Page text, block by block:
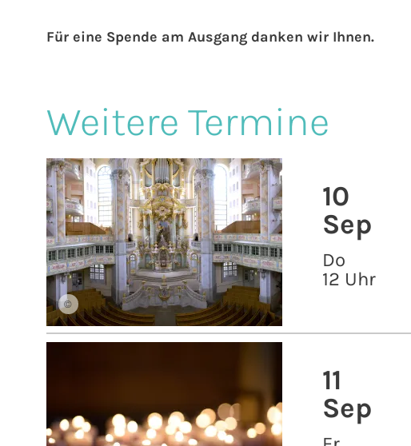
Für eine Spende am Ausgang danken wir Ihnen.
Weitere Termine
©
10
Sep
Do
12 Uhr
11
Sep